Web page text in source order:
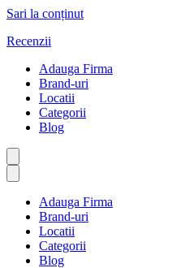
Sari la conținut
Recenzii
Adauga Firma
Brand-uri
Locatii
Categorii
Blog
Adauga Firma
Brand-uri
Locatii
Categorii
Blog